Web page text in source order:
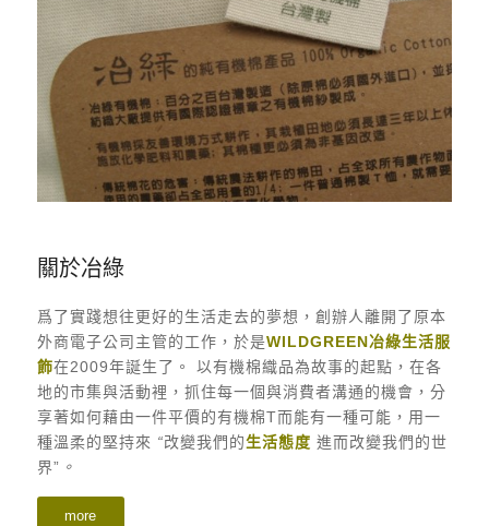
關於冶綠
爲了實踐想往更好的生活走去的夢想，創辦人離開了原本
外商電子公司主管的工作，於是WILDGREEN冶綠生活服
飾在2009年誕生了。 以有機棉織品為故事的起點，在各
地的市集與活動裡，抓住每一個與消費者溝通的機會，分
享著如何藉由一件平價的有機棉T而能有一種可能，用一
種溫柔的堅持來 “改變我們的生活態度 進而改變我們的世
界” 。
more